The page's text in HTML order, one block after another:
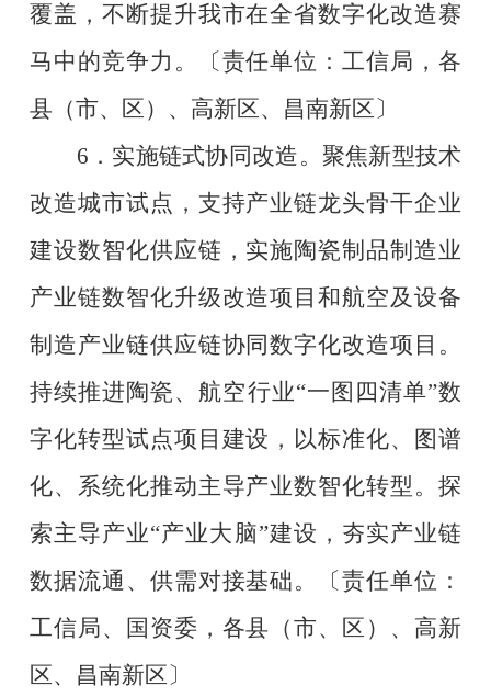
覆盖，不断提升我市在全省数字化改造赛
马中的竞争力。
〔责任单位：工信局，各
县（市、区）、高新区、昌南新区〕
6 ．实施链式协同改造。聚焦新型技术
改造城市试点，支持产业链龙头骨干企业
建设数智化供应链，实施陶瓷制品制造业
产业链数智化升级改造项目和航空及设备
制造产业链供应链协同数字化改造项目。
持续推进陶瓷、航空行业“一图四清单”数
字化转型试点项目建设，以标准化、图谱
化、系统化推动主导产业数智化转型。探
索主导产业“产业大脑”建设，夯实产业链
数据流通、供需对接基础。
〔责任单位：
工信局、国资委，各县（市、区）、高新
区、昌南新区〕